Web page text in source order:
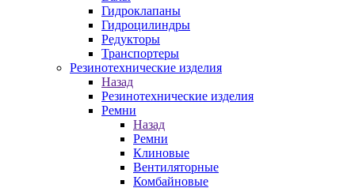
Гидроклапаны
Гидроцилиндры
Редукторы
Транспортеры
Резинотехнические изделия
Назад
Резинотехнические изделия
Ремни
Назад
Ремни
Клиновые
Вентиляторные
Комбайновые